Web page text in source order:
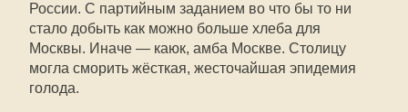
России. С партийным заданием во что бы то ни
стало добыть как можно больше хлеба для
Москвы. Иначе — каюк, амба Москве. Столицу
могла сморить жёсткая, жесточайшая эпидемия
голода.